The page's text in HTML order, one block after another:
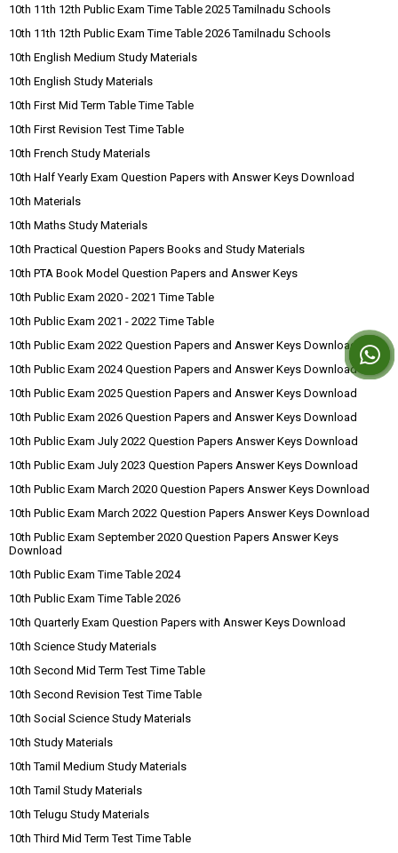
10th 11th 12th Public Exam Time Table 2025 Tamilnadu Schools
10th 11th 12th Public Exam Time Table 2026 Tamilnadu Schools
10th English Medium Study Materials
10th English Study Materials
10th First Mid Term Table Time Table
10th First Revision Test Time Table
10th French Study Materials
10th Half Yearly Exam Question Papers with Answer Keys Download
10th Materials
10th Maths Study Materials
10th Practical Question Papers Books and Study Materials
10th PTA Book Model Question Papers and Answer Keys
10th Public Exam 2020 - 2021 Time Table
10th Public Exam 2021 - 2022 Time Table
10th Public Exam 2022 Question Papers and Answer Keys Download
10th Public Exam 2024 Question Papers and Answer Keys Download
10th Public Exam 2025 Question Papers and Answer Keys Download
10th Public Exam 2026 Question Papers and Answer Keys Download
10th Public Exam July 2022 Question Papers Answer Keys Download
10th Public Exam July 2023 Question Papers Answer Keys Download
10th Public Exam March 2020 Question Papers Answer Keys Download
10th Public Exam March 2022 Question Papers Answer Keys Download
10th Public Exam September 2020 Question Papers Answer Keys
Download
10th Public Exam Time Table 2024
10th Public Exam Time Table 2026
10th Quarterly Exam Question Papers with Answer Keys Download
10th Science Study Materials
10th Second Mid Term Test Time Table
10th Second Revision Test Time Table
10th Social Science Study Materials
10th Study Materials
10th Tamil Medium Study Materials
10th Tamil Study Materials
10th Telugu Study Materials
10th Third Mid Term Test Time Table